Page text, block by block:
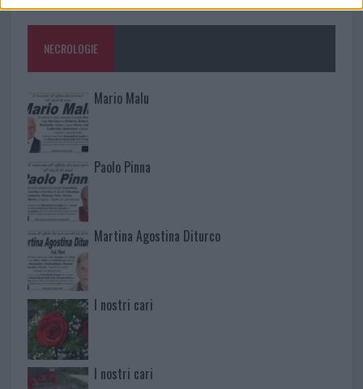
NECROLOGIE
Mario Malu
Paolo Pinna
Martina Agostina Diturco
I nostri cari
I nostri cari